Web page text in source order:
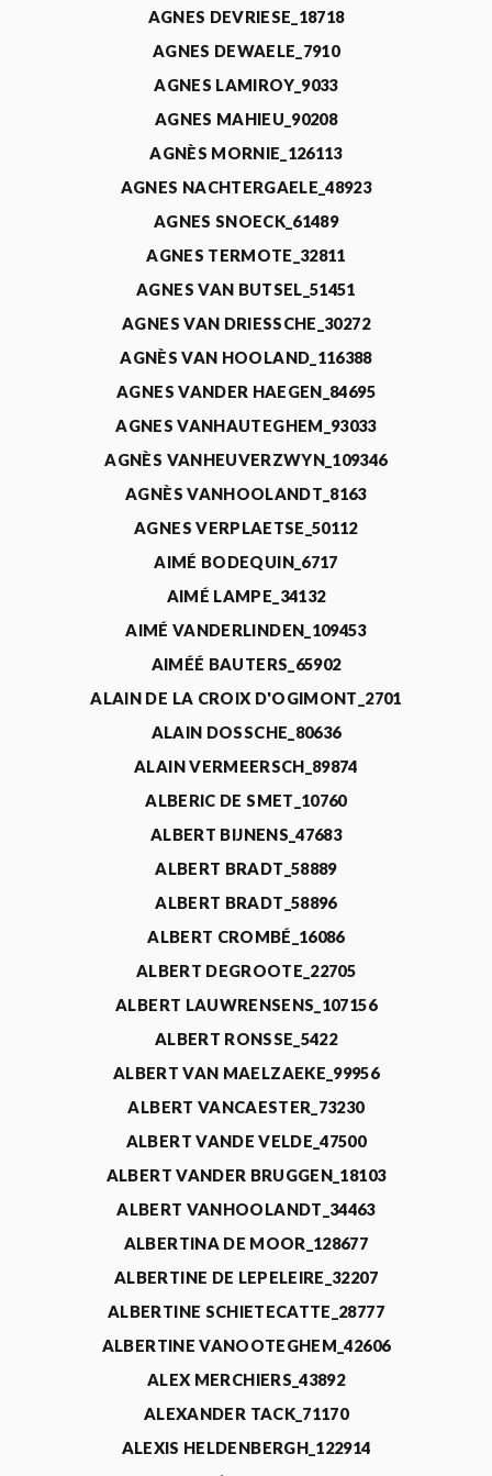
AGNES DEVRIESE_18718
AGNES DEWAELE_7910
AGNES LAMIROY_9033
AGNES MAHIEU_90208
AGNÈS MORNIE_126113
AGNES NACHTERGAELE_48923
AGNES SNOECK_61489
AGNES TERMOTE_32811
AGNES VAN BUTSEL_51451
AGNES VAN DRIESSCHE_30272
AGNÈS VAN HOOLAND_116388
AGNES VANDER HAEGEN_84695
AGNES VANHAUTEGHEM_93033
AGNÈS VANHEUVERZWYN_109346
AGNÈS VANHOOLANDT_8163
AGNES VERPLAETSE_50112
AIMÉ BODEQUIN_6717
AIMÉ LAMPE_34132
AIMÉ VANDERLINDEN_109453
AIMÉÉ BAUTERS_65902
ALAIN DE LA CROIX D'OGIMONT_2701
ALAIN DOSSCHE_80636
ALAIN VERMEERSCH_89874
ALBERIC DE SMET_10760
ALBERT BIJNENS_47683
ALBERT BRADT_58889
ALBERT BRADT_58896
ALBERT CROMBÉ_16086
ALBERT DEGROOTE_22705
ALBERT LAUWRENSENS_107156
ALBERT RONSSE_5422
ALBERT VAN MAELZAEKE_99956
ALBERT VANCAESTER_73230
ALBERT VANDE VELDE_47500
ALBERT VANDER BRUGGEN_18103
ALBERT VANHOOLANDT_34463
ALBERTINA DE MOOR_128677
ALBERTINE DE LEPELEIRE_32207
ALBERTINE SCHIETECATTE_28777
ALBERTINE VANOOTEGHEM_42606
ALEX MERCHIERS_43892
ALEXANDER TACK_71170
ALEXIS HELDENBERGH_122914